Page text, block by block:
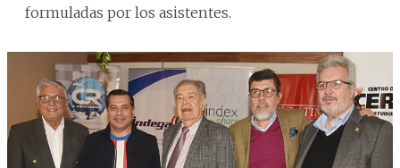
formuladas por los asistentes.